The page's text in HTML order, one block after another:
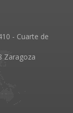
- Cuarte de
Zaragoza